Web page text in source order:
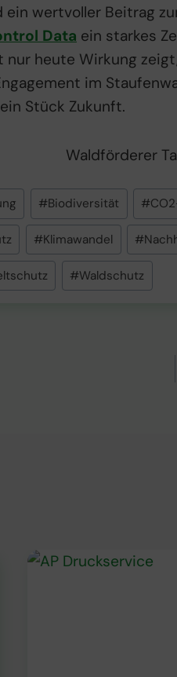
wertvoller Beitrag
Data ein starkes
nur heute Wirkung
im
Stück Zukunft.
#Biodiversität #
#Klimawandel #
#Waldschutz